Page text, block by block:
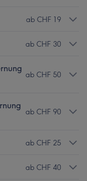
ab CHF 19
ab CHF 30
ab CHF 50
ab CHF 90
ab CHF 25
ab CHF 40